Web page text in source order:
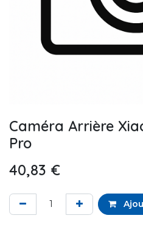
Caméra Arrière
Pro
40,83 €